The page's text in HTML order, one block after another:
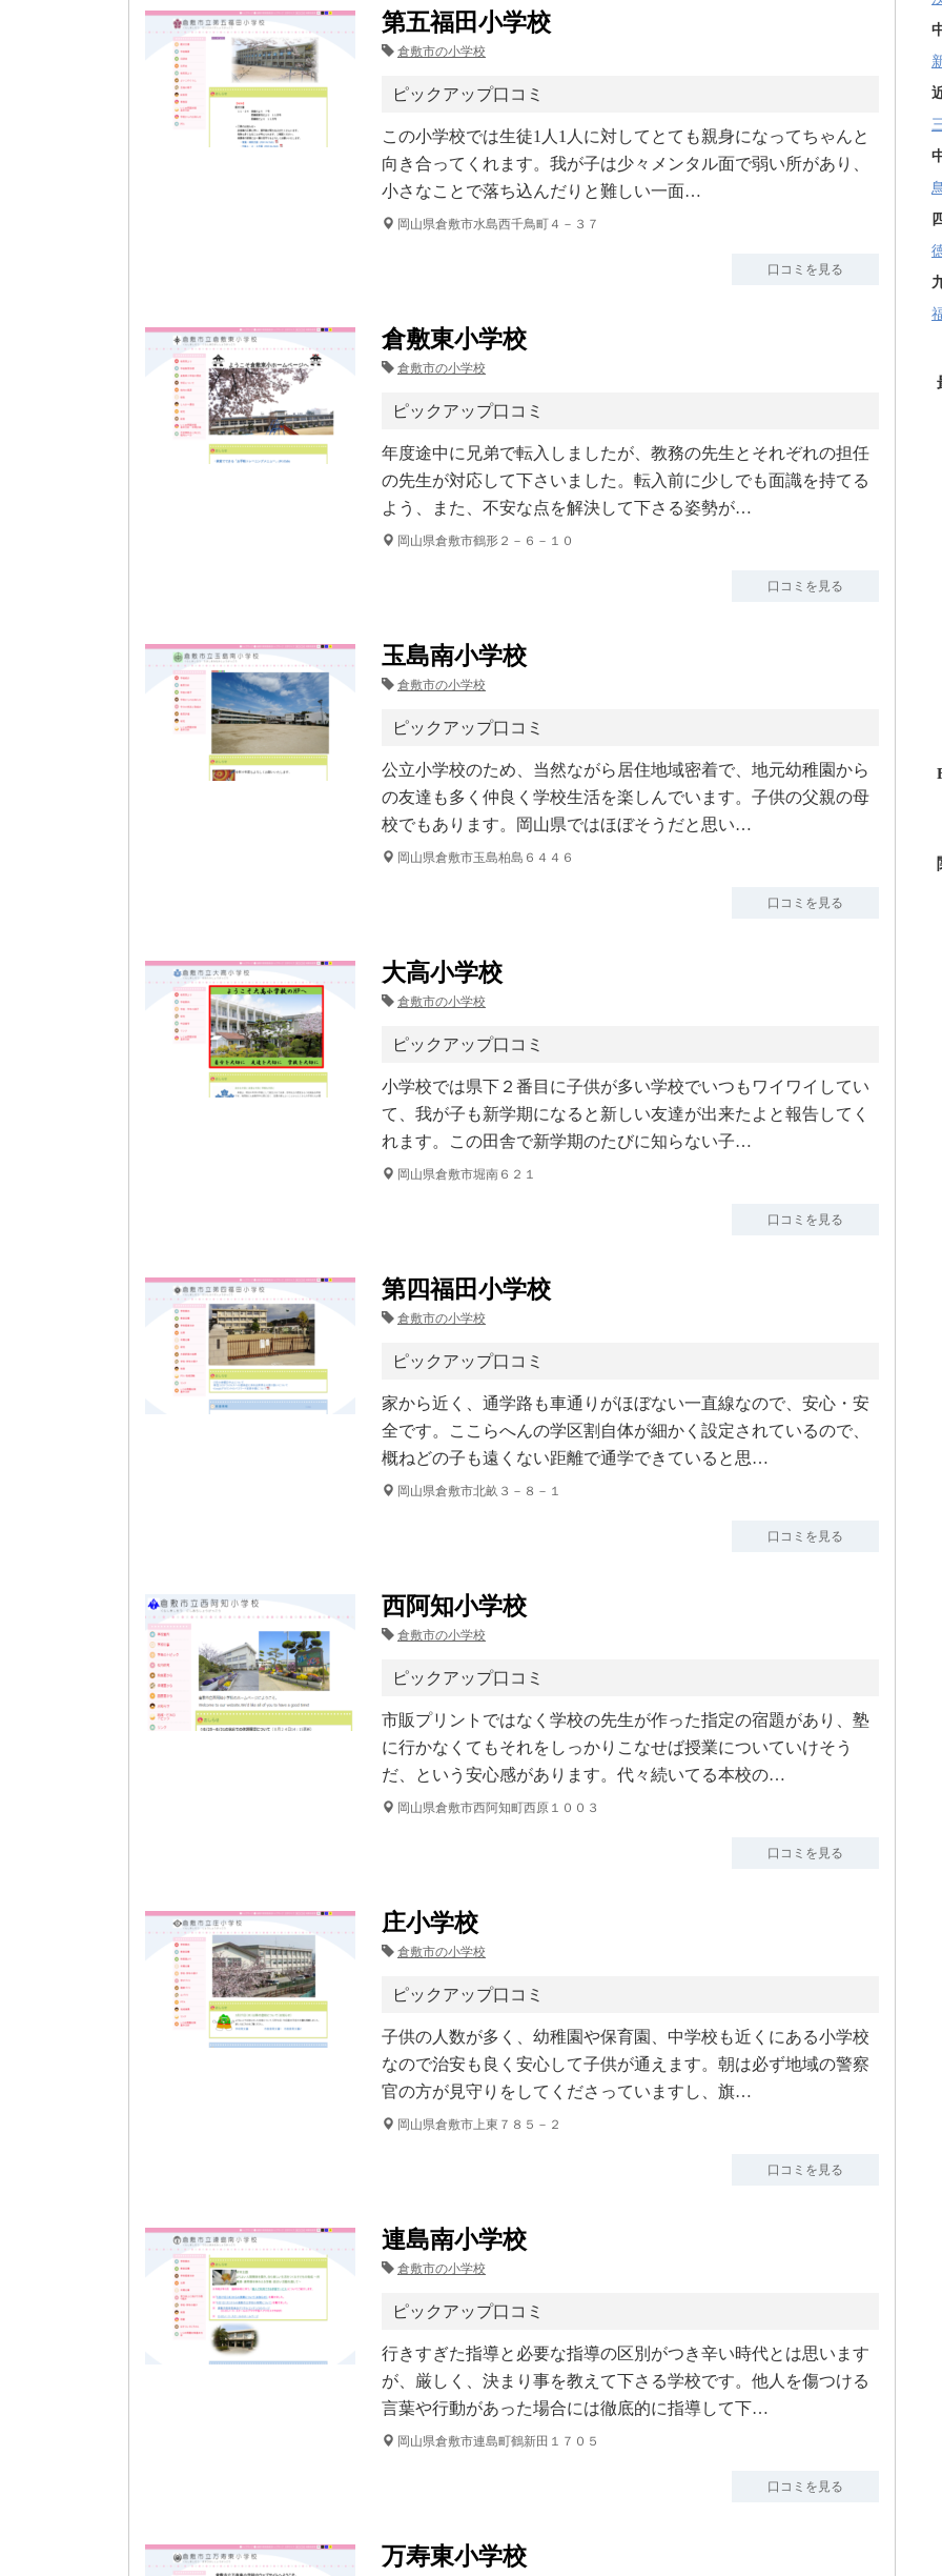
第五福田小学校
倉敷市の小学校
ピックアップ口コミ
この小学校では生徒1人1人に対してとても親身になってちゃんと
向き合ってくれます。我が子は少々メンタル面で弱い所があり、
小さなことで落ち込んだりと難しい一面…
岡山県倉敷市水島西千鳥町４－３７
口コミを見る
倉敷東小学校
倉敷市の小学校
ピックアップ口コミ
年度途中に兄弟で転入しましたが、教務の先生とそれぞれの担任
の先生が対応して下さいました。転入前に少しでも面識を持てる
よう、また、不安な点を解決して下さる姿勢が…
岡山県倉敷市鶴形２－６－１０
口コミを見る
玉島南小学校
倉敷市の小学校
ピックアップ口コミ
公立小学校のため、当然ながら居住地域密着で、地元幼稚園から
の友達も多く仲良く学校生活を楽しんでいます。子供の父親の母
校でもあります。岡山県ではほぼそうだと思い…
岡山県倉敷市玉島柏島６４４６
口コミを見る
大高小学校
倉敷市の小学校
ピックアップ口コミ
小学校では県下２番目に子供が多い学校でいつもワイワイしてい
て、我が子も新学期になると新しい友達が出来たよと報告してく
れます。この田舎で新学期のたびに知らない子…
岡山県倉敷市堀南６２１
口コミを見る
第四福田小学校
倉敷市の小学校
ピックアップ口コミ
家から近く、通学路も車通りがほぼない一直線なので、安心・安
全です。ここらへんの学区割自体が細かく設定されているので、
概ねどの子も遠くない距離で通学できていると思…
岡山県倉敷市北畝３－８－１
口コミを見る
西阿知小学校
倉敷市の小学校
ピックアップ口コミ
市販プリントではなく学校の先生が作った指定の宿題があり、塾
に行かなくてもそれをしっかりこなせば授業についていけそう
だ、という安心感があります。代々続いてる本校の…
岡山県倉敷市西阿知町西原１００３
口コミを見る
庄小学校
倉敷市の小学校
ピックアップ口コミ
子供の人数が多く、幼稚園や保育園、中学校も近くにある小学校
なので治安も良く安心して子供が通えます。朝は必ず地域の警察
官の方が見守りをしてくださっていますし、旗…
岡山県倉敷市上東７８５－２
口コミを見る
連島南小学校
倉敷市の小学校
ピックアップ口コミ
行きすぎた指導と必要な指導の区別がつき辛い時代とは思います
が、厳しく、決まり事を教えて下さる学校です。他人を傷つける
言葉や行動があった場合には徹底的に指導して下…
岡山県倉敷市連島町鶴新田１７０５
口コミを見る
万寿東小学校